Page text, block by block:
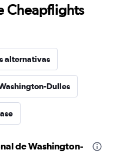
Cheapflights
alternativas
Dulles
de Washington-